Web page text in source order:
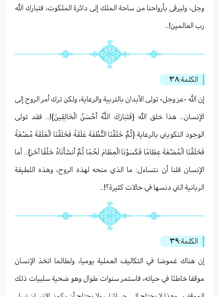
وجل، وليرقى بأرواحنا من ساحة الملك إلى دائرة الملكوت، فتبارك الله
رب العالمين!..
الكلمة:٣٨
إن الله -عز وجل- تولى الأبدان بالتربية والرعاية، ولكن ترك أمر الروح إلى
الإنسان.. هذا خلق الله {فَتَبَارَكَ اللَّهُ أَحْسَنُ الْخَالِقِينَ}!.. فقد تولى
الوجود التكويني بالرعاية {ثُمَّ خَلَقْنَا النُّطْفَةَ عَلَقَةً فَخَلَقْنَا الْعَلَقَةَ مُضْغَةً
فَخَلَقْنَا الْمُضْغَةَ عِظَامًا فَكَسَوْنَا الْعِظَامَ لَحْمًا ثُمَّ أَنشَأْنَاهُ خَلْقًا آخَرَ}.. أما
الإنسان فلنا أن نتساءل: ما الذي منحه لهذه الروح، وهذه اللطيفة
الربانية التي دنسها في حالات كثيرة؟!..
الكلمة:٣٩
إن هناك غموضا في التكاليف العملية يوميا، ولطالما اتخذ الإنسان
موقفا خاطئا في حياته، فاستمر سنوات طوال وهو ضحية سلبيات ذلك